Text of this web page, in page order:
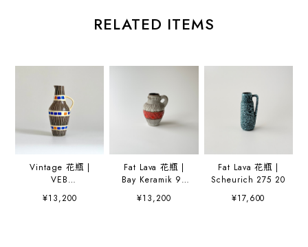
RELATED ITEMS
Vintage 花瓶 |
VEB
Haldensleben
4025
¥13,200
Fat Lava 花瓶 |
Bay Keramik 95
17
¥13,200
Fat Lava 花瓶 |
Scheurich 275 20
¥17,600